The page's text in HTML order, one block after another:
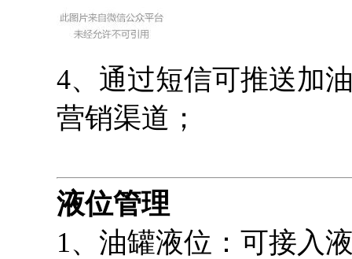
4、通过短信可推送加
营销渠道；
液位管理
1、油罐液位：可接入